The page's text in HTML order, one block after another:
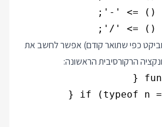
כפי שתואר קודם) אפשר לחשב את
הרקורסיבית הראשונה: